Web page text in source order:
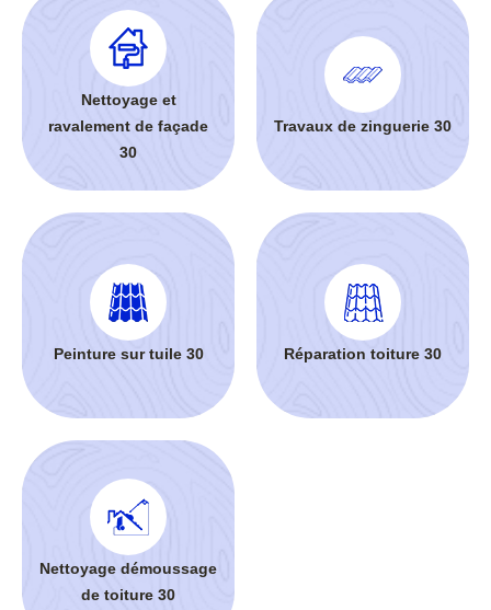
Nettoyage et
ravalement de façade
30
Travaux de zinguerie 30
Peinture sur tuile 30 Réparation toiture 30
Nettoyage démoussage
de toiture 30